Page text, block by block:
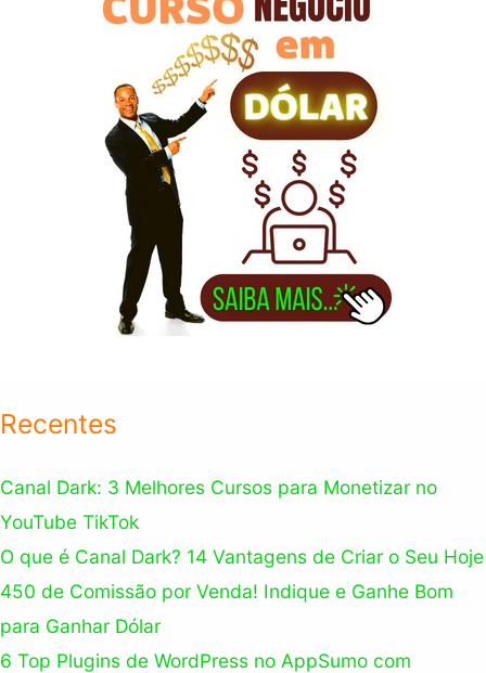
Recentes
Canal Dark: 3 Melhores Cursos para Monetizar no
YouTube TikTok
O que é Canal Dark? 14 Vantagens de Criar o Seu Hoje
450 de Comissão por Venda! Indique e Ganhe Bom
para Ganhar Dólar
6 Top Plugins de WordPress no AppSumo com